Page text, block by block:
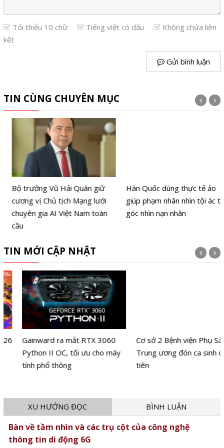
Tối thiểu 10 chữ Tiếng việt có dấu
Không chứa liên
kết
Gửi bình luận
TIN CÙNG CHUYÊN MỤC
Bộ trưởng Vũ Hải Quân giữ
cương vị Chủ tịch Mạng lưới
chuyên gia AI Việt Nam toàn
cầu
Hàn Quốc dùng thực tế ảo
giúp phạm nhân nhìn tội ác từ
góc nhìn nạn nhân
TIN MỚI CẬP NHẬT
Gainward ra mắt RTX 3060
Python II OC, tối ưu cho máy
tính phổ thông
Cơ sở 2 Bệnh viện Phụ Sản
Trung ương đón ca sinh đầu
XU HƯỚNG ĐỌC BÌNH LUẬN
Bàn về tầm nhìn và các trụ cột của công nghệ
thông tin di động 6G